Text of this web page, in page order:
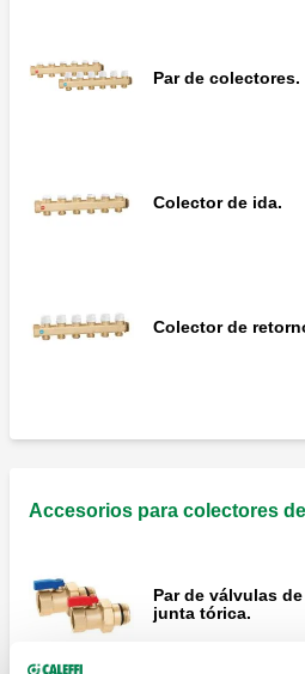
Par de colectores.
Colector de ida.
Colector de
Accesorios para colectores
Par de válvulas
junta tórica.